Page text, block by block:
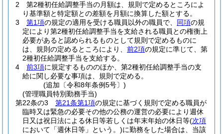
2
第2種初任給調整手当の月額は、規則で定めるところによ
り基準額と特定額との差額を月額に換算した額とする。
3
第1項の規定の適用を受ける職員以外の職員で、 同項の規
定により第2種初任給調整手当を支給される職員との権衡上
必要があると認められるものとして規則で定めるものに
は、規則の定めるところにより、 前2項の規定に準じて、第
2種初任給調整手当を支給する。
4
前3項に規定するもののほか、第2種初任給調整手当の支
給に関し必要な事項は、規則で定める。
(追加〔令和8年条例5号〕)
(管理職員特別勤務手当)
第22条の3
第21条第1項の規定に基づく規則で定める職員が
臨時又は緊急の必要その他の公務の運営の必要により週休
日又は祝日法による休日等若しくは年末年始の休日等(次項
において「週休日等」という。)に勤務をした場合は、当該